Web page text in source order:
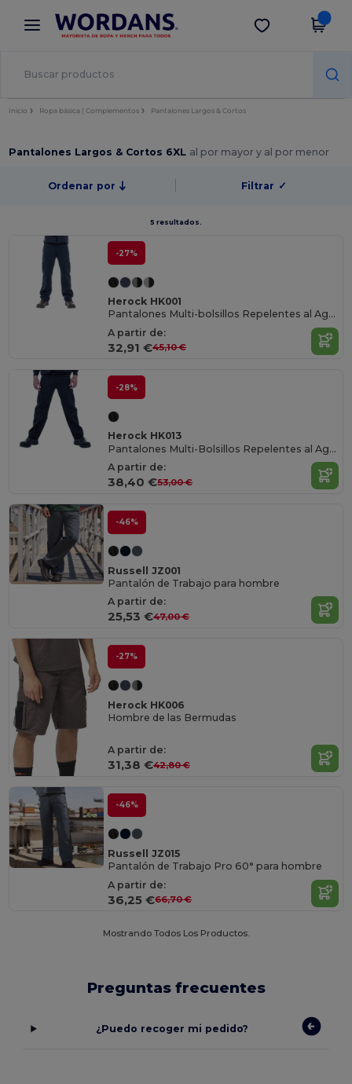
× App de Wordans
¡Mejores precios en app!
Descargar app
Inicio Ropa básica | Complementos Pantalones Largos & Cortos
Pantalones Largos & Cortos 6XL al por mayor y al por menor
Ordenar por Filtrar ✓
5 resultados.
-27%
Herock HK001
Pantalones Multi-bolsillos Repelentes al Agua Thor
A partir de:
32,91 €45,10 €
-28%
Herock HK013
Pantalones Multi-Bolsillos Repelentes al Agua
A partir de:
38,40 €53,00 €
-46%
Russell JZ001
Pantalón de Trabajo para hombre
A partir de:
25,53 €47,00 €
-27%
Herock HK006
Hombre de las Bermudas
A partir de:
31,38 €42,80 €
-46%
Russell JZ015
Pantalón de Trabajo Pro 60° para hombre
A partir de:
36,25 €66,70 €
Mostrando Todos Los Productos.
Preguntas frecuentes
¿Puedo recoger mi pedido?